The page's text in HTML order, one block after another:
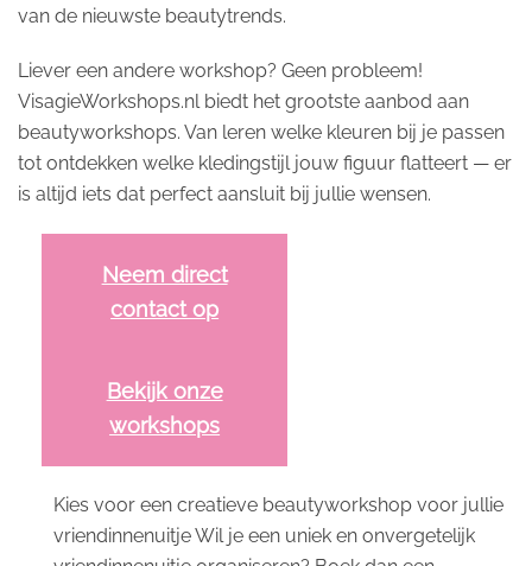
van de nieuwste beautytrends.
Liever een andere workshop? Geen probleem!
VisagieWorkshops.nl biedt het grootste aanbod aan
beautyworkshops. Van leren welke kleuren bij je passen
tot ontdekken welke kledingstijl jouw figuur flatteert — er
is altijd iets dat perfect aansluit bij jullie wensen.
Neem direct
contact op
Bekijk onze
workshops
Kies voor een creatieve beautyworkshop voor jullie
vriendinnenuitje Wil je een uniek en onvergetelijk